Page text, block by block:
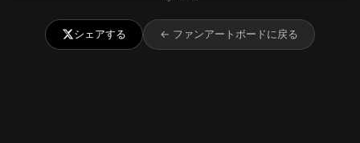
シェアする ← ファンアートボードに戻る